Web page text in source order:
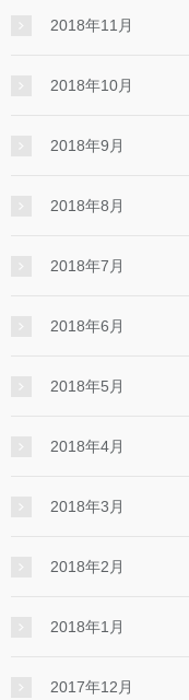
2018年11月
2018年10月
2018年9月
2018年8月
2018年7月
2018年6月
2018年5月
2018年4月
2018年3月
2018年2月
2018年1月
2017年12月